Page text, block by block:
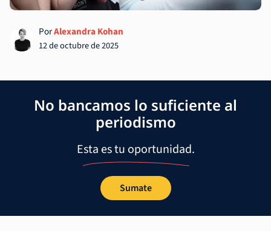
PorAlexandra Kohan
12 de octubre de 2025
No bancamos lo suficiente al
periodismo
Esta es tu oportunidad.
Sumate